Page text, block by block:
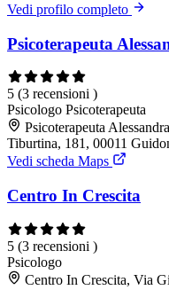
Vedi profilo completo
Psicoterapeuta
5 (3 recensioni )
Psicologo Psicoterapeuta
Psicoterapeuta
Tiburtina, 181, 00011
Vedi scheda Maps
Centro In Crescita
5 (3 recensioni )
Psicologo
Centro In Crescita, Via